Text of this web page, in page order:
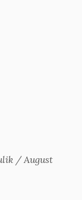
/ August